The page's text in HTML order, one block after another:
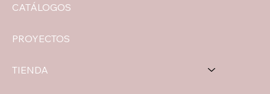
CATÁLOGOS
PROYECTOS
TIENDA